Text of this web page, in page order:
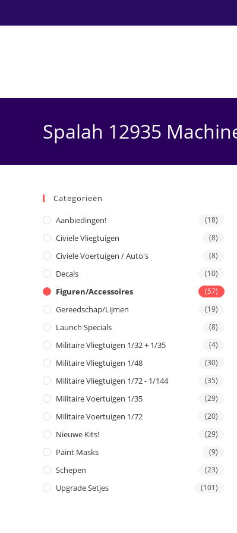
Spalah 12935
Categorieën
Aanbiedingen! (18)
Civiele Vliegtuigen (8)
Civiele Voertuigen / Auto's (8)
Decals (10)
Figuren/Accessoires (57)
Gereedschap/Lijmen (19)
Launch Specials (8)
Militaire Vliegtuigen 1/32 + 1/35 (4)
Militaire Vliegtuigen 1/48 (30)
Militaire Vliegtuigen 1/72 - 1/144 (35)
Militaire Voertuigen 1/35 (29)
Militaire Voertuigen 1/72 (20)
Nieuwe Kits! (29)
Paint Masks (9)
Schepen (23)
Upgrade Setjes (101)